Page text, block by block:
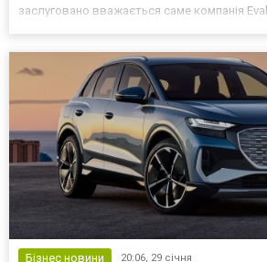
заслуговано вважається саме компанія
Бізнес новини 20:06, 29 січня